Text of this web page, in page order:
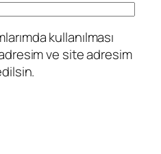
kullanılması
ve site adresim